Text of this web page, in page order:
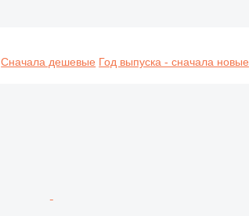
Сначала дешевые Год выпуска - сначала новые